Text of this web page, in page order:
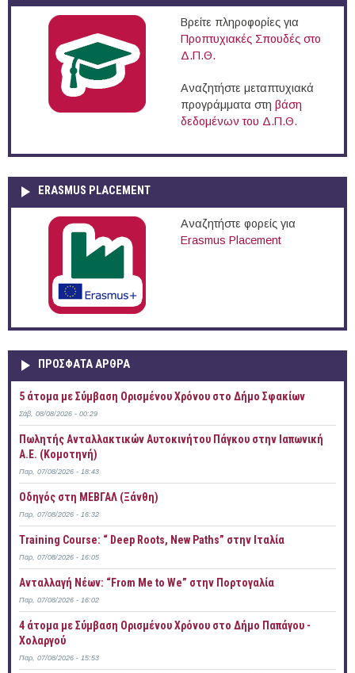
Βρείτε πληροφορίες για
Προπτυχιακές Σπουδές στο
Δ.Π.Θ.
Αναζητήστε μεταπτυχιακά
προγράμματα στη βάση
δεδομένων του Δ.Π.Θ.
ERASMUS PLACEMENT
Αναζητήστε φορείς για
Erasmus Placement
ΠΡOΣΦΑΤΑ AΡΘΡΑ
5 άτομα με Σύμβαση Ορισμένου Χρόνου στο Δήμο Σφακίων
Σάβ, 08/08/2026 - 00:29
Πωλητής Ανταλλακτικών Αυτοκινήτου Πάγκου στην Ιαπωνική
Α.Ε. (Κομοτηνή)
Παρ, 07/08/2026 - 18:43
Οδηγός στη ΜΕΒΓΑΛ (Ξάνθη)
Παρ, 07/08/2026 - 16:32
Training Course: “ Deep Roots, New Paths” στην Ιταλία
Παρ, 07/08/2026 - 16:05
Ανταλλαγή Νέων: “From Me to We” στην Πορτογαλία
Παρ, 07/08/2026 - 16:02
4 άτομα με Σύμβαση Ορισμένου Χρόνου στο Δήμο Παπάγου -
Χολαργού
Παρ, 07/08/2026 - 15:53